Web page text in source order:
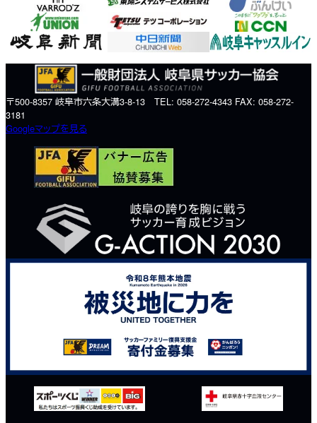
〒500-8357 岐阜市六条大溝3-8-13 TEL: 058-272-4343 FAX: 058-272-
3181
Googleマップを見る